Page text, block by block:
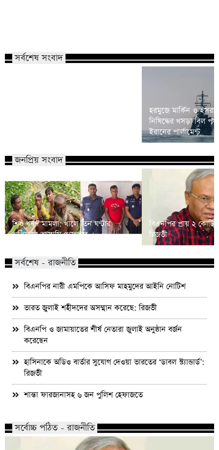
সর্বশেষ সংবাদ
হরমুজে মার্কিন ও
নিষিদ্ধের খসড়া বিল
ইরানের পার্লামেন্ট
জনপ্রিয় সংবাদ
শিশু ধর্ষণ মামলা: খালে তিন ঘণ্টার
অভিযানে আসামি গ্রেফতার
বিএনপির প্রায় ২ কোটি
রিজভী
সর্বশেষ - রাজনীতি
বিএনপির নারী এমপিকে আসিফ মাহমুদের আইনি নোটিশ
ভারত জুলাই শহীদদের অসম্মান করেছে: রিজভী
বিএনপি ও জামায়াতের শীর্ষ নেতারা জুলাই অনুষ্ঠান বর্জন
করেছেন
হাসিনাকে অডিও বার্তার সুযোগ দেওয়া ভারতের ‘ডাবল স্ট্যান্ডার্ড’:
রিজভী
শান্তা ফারজানাসহ ৬ জন পুলিশ হেফাজতে
সর্বোচ্চ পঠিত - রাজনীতি